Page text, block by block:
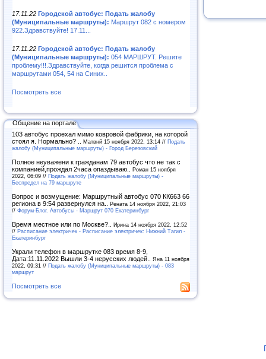
17.11.22 Городской автобус: Подать жалобу
(Муниципальные маршруты): Маршрут 082 с номером
922.Здравствуйте! 17.11...
17.11.22 Городской автобус: Подать жалобу
(Муниципальные маршруты): 054 МАРШРУТ. Решите
проблему!!!.Здравствуйте, когда решится проблема с
маршрутами 054, 54 на Синих..
Посмотреть все
Общение на портале
103 автобус проехал мимо ковровой фабрики, на которой
стоял я. Нормально? .. Матвнй 15 ноября 2022, 13:14 // Подать
жалобу (Муниципальные маршруты) - Город Березовский
Полное неуважени к гражданам 79 автобус что не так с
компанией,прождал 2часа опаздываю.. Роман 15 ноября
2022, 06:09 // Подать жалобу (Муниципальные маршруты) -
Беспредел на 79 маршруте
Вопрос и возмущение: Маршрутный автобус 070 КК663 66
региона в 9:54 развернулся на.. Рената 14 ноября 2022, 21:03
// Форум-Блог. Автобусы - Маршрут 070 Екатеринбург
Время местное или по Москве?.. Ирина 14 ноября 2022, 12:52
// Расписание электричек - Расписание электричек: Нижний Тагил -
Екатеринбург
Украли телефон в маршрутке 083 время 8-9,
Дата:11.11.2022 Вышли 3-4 нерусских людей.. Яна 11 ноября
2022, 09:31 // Подать жалобу (Муниципальные маршруты) - 083
маршрут
Посмотреть все